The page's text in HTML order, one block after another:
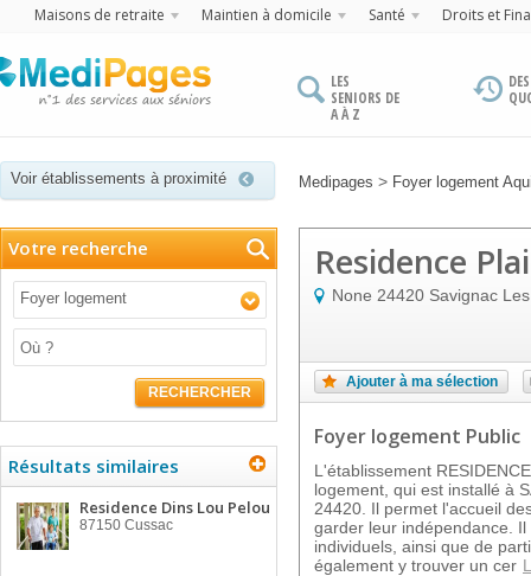
Maisons de retraite Maintien à domicile Santé Droits et
LES
SENIORS DE
A À Z
Voir établissements à proximité Medipages > Foyer logement
Votre recherche
Foyer logement
RECHERCHER
Résultats similaires
Residence Dins Lou Pelou
87150 Cussac
Residence
None 24420 Savignac
Ajouter à ma sélection
Foyer logement Public
L'établissement
logement, qui est installé à
24420. Il permet l'accueil
garder leur indépendance.
individuels, ainsi que de
également y trouver un cer